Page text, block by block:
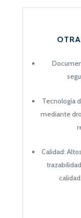
Tecnología
mediante
Calidad: